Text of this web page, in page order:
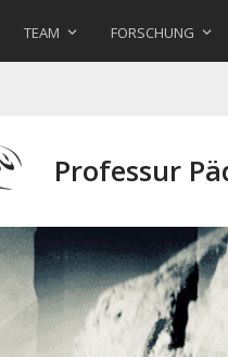
TEAM FORSCHUNG
Professur